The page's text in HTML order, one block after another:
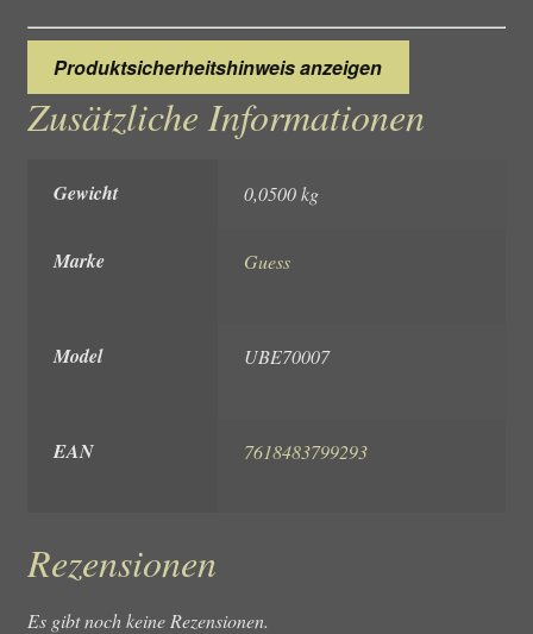
Produktsicherheitshinweis anzeigen
Zusätzliche Informationen
Gewicht 0,0500 kg
Marke Guess
Model UBE70007
EAN 7618483799293
Rezensionen
Es gibt noch keine Rezensionen.